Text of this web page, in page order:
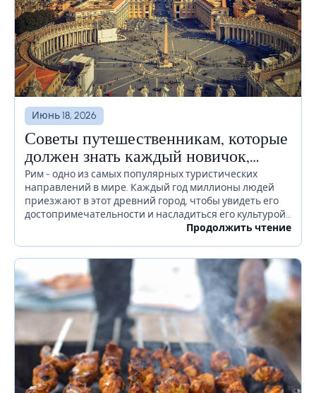
Июнь 18, 2026
Советы путешественникам, которые
должен знать каждый новичок,
прежде чем отправиться в Рим
Рим - одно из самых популярных туристических
направлений в мире. Каждый год миллионы людей
приезжают в этот древний город, чтобы увидеть его
достопримечательности и насладиться его культурой.
Если вы планируете посетить Рим в ближайшее
Продолжить чтение